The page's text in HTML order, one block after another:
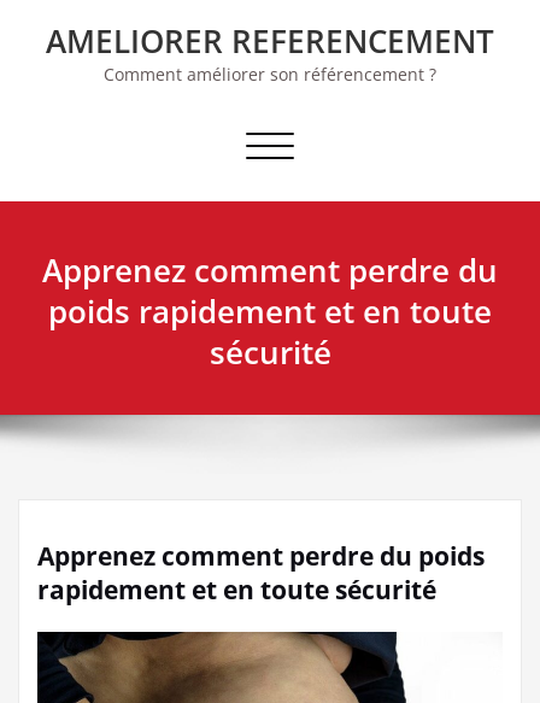
AMELIORER REFERENCEMENT
Comment améliorer son référencement ?
Afficher/masquer la navigation
Apprenez comment perdre du
poids rapidement et en toute
sécurité
Apprenez comment perdre du poids
rapidement et en toute sécurité